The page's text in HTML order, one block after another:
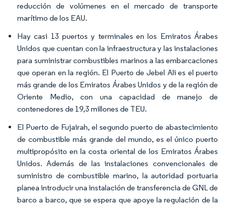
reducción de volúmenes en el mercado de transporte
marítimo de los EAU.
Hay casi 13 puertos y terminales en los Emiratos Árabes
Unidos que cuentan con la infraestructura y las instalaciones
para suministrar combustibles marinos a las embarcaciones
que operan en la región. El Puerto de Jebel Ali es el puerto
más grande de los Emiratos Árabes Unidos y de la región de
Oriente Medio, con una capacidad de manejo de
contenedores de 19,3 millones de TEU.
El Puerto de Fujairah, el segundo puerto de abastecimiento
de combustible más grande del mundo, es el único puerto
multipropósito en la costa oriental de los Emiratos Árabes
Unidos. Además de las instalaciones convencionales de
suministro de combustible marino, la autoridad portuaria
planea introducir una instalación de transferencia de GNL de
barco a barco, que se espera que apoye la regulación de la